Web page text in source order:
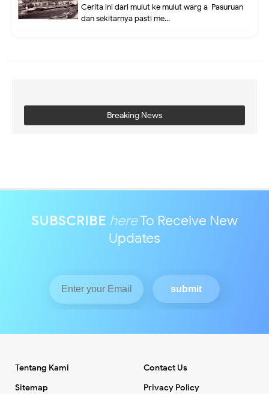
Cerita ini dari mulut ke mulut warg a Pasuruan
dan sekitarnya pasti me...
Breaking News
SUBSCRIBE hereTo Receive New
Updates
Tentang Kami
Contact Us
Sitemap
Privacy Policy